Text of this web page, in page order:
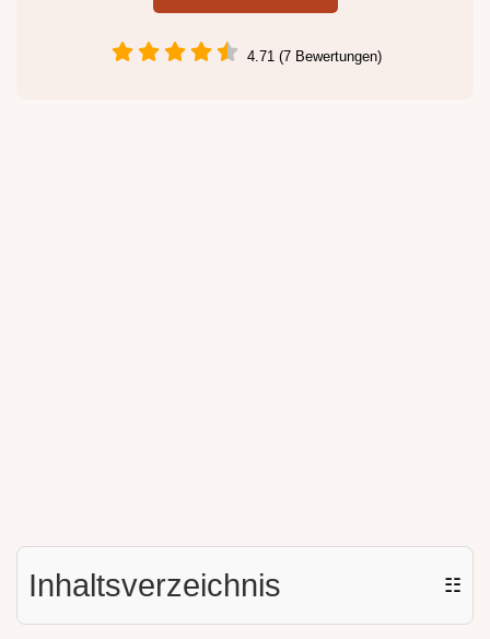
4.71 (7 Bewertungen)
Inhaltsverzeichnis ☷